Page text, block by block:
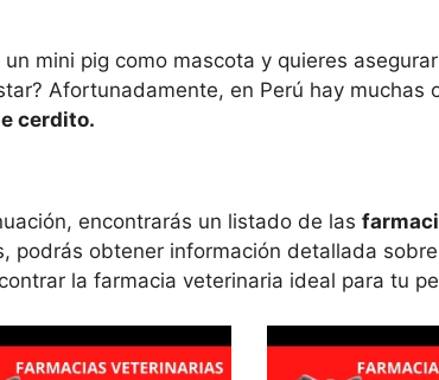
un mini pig como mascota y quieres
Afortunadamente, en Perú hay
cerdito.
encontrarás un listado de las
podrás obtener información detallada
la farmacia veterinaria ideal para tu